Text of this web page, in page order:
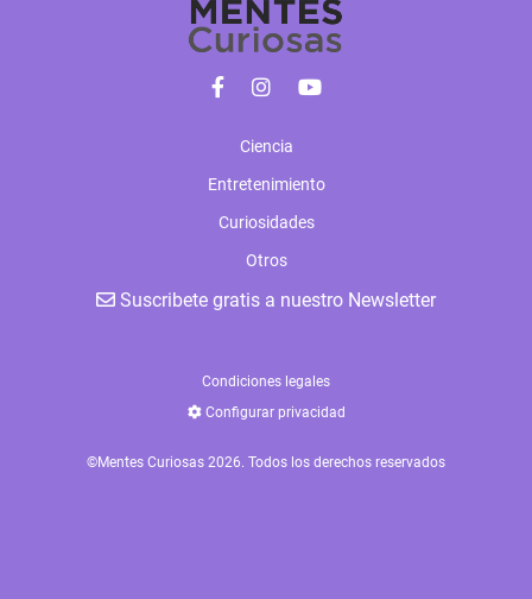
Ciencia
Entretenimiento
Curiosidades
Otros
Suscribete gratis a nuestro Newsletter
Condiciones legales
Configurar privacidad
©Mentes Curiosas 2026. Todos los derechos reservados